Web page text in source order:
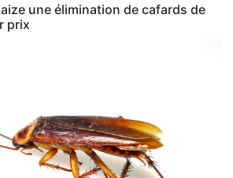
une élimination de cafards de
prix